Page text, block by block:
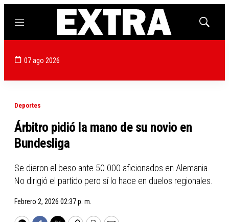
Menú
Mostrar
07 ago 2026
Deportes
Árbitro pidió la mano de su novio en
Bundesliga
Se dieron el beso ante 50.000 aficionados en Alemania.
No dirigió el partido pero sí lo hace en duelos regionales.
Febrero 2, 2026 02:37 p. m.